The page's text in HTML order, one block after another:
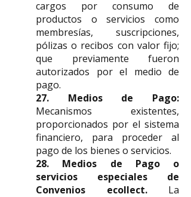
cargos por consumo de
productos o servicios como
membresías, suscripciones,
pólizas o recibos con valor fijo;
que previamente fueron
autorizados por el medio de
pago.
27. Medios de Pago:
Mecanismos existentes,
proporcionados por el sistema
financiero, para proceder al
pago de los bienes o servicios.
28. Medios de Pago o
servicios especiales de
Convenios ecollect.La